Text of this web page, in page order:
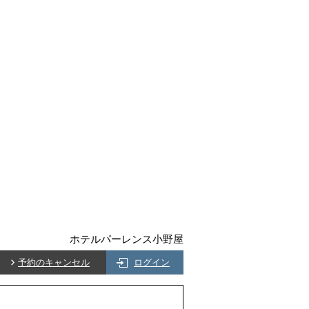
ホテルパーレンス小野屋
予約のキャンセル ログイン